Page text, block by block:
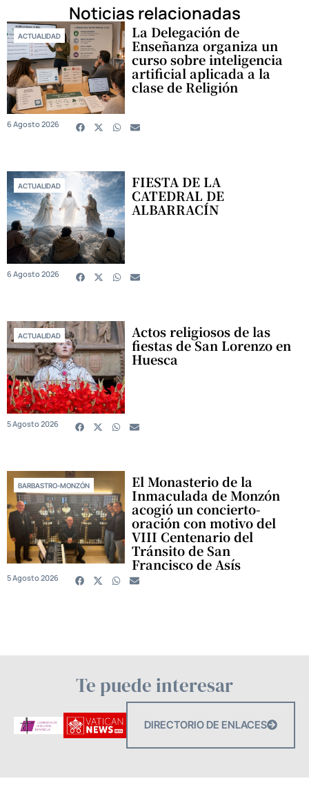
Noticias relacionadas
ACTUALIDAD La Delegación de
Enseñanza organiza un
curso sobre inteligencia
artificial aplicada a la
clase de Religión
6 Agosto 2026
ACTUALIDAD FIESTA DE LA
CATEDRAL DE
ALBARRACÍN
6 Agosto 2026
ACTUALIDAD Actos religiosos de las
fiestas de San Lorenzo en
Huesca
5 Agosto 2026
BARBASTRO-MONZÓN El Monasterio de la
Inmaculada de Monzón
acogió un concierto-
oración con motivo del
VIII Centenario del
Tránsito de San
Francisco de Asís
5 Agosto 2026
Te puede interesar
DIRECTORIO DE ENLACES